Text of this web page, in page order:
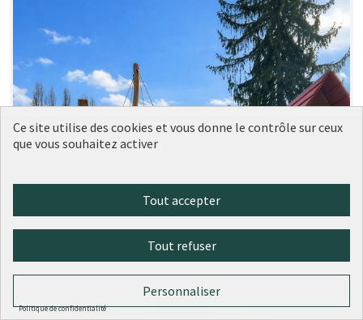
Ce site utilise des cookies et vous donne le contrôle sur ceux
que vous souhaitez activer
Tout accepter
Tout refuser
Personnaliser
Politique de confidentialité